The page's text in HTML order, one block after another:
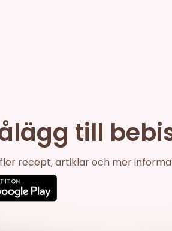
till
recept, artiklar och mer